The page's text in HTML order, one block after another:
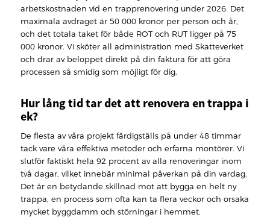
arbetskostnaden vid en trapprenovering under 2026. Det
maximala avdraget är 50 000 kronor per person och år,
och det totala taket för både ROT och RUT ligger på 75
000 kronor. Vi sköter all administration med Skatteverket
och drar av beloppet direkt på din faktura för att göra
processen så smidig som möjligt för dig.
Hur lång tid tar det att renovera en trappa i
ek?
De flesta av våra projekt färdigställs på under 48 timmar
tack vare våra effektiva metoder och erfarna montörer. Vi
slutför faktiskt hela 92 procent av alla renoveringar inom
två dagar, vilket innebär minimal påverkan på din vardag.
Det är en betydande skillnad mot att bygga en helt ny
trappa, en process som ofta kan ta flera veckor och orsaka
mycket byggdamm och störningar i hemmet.